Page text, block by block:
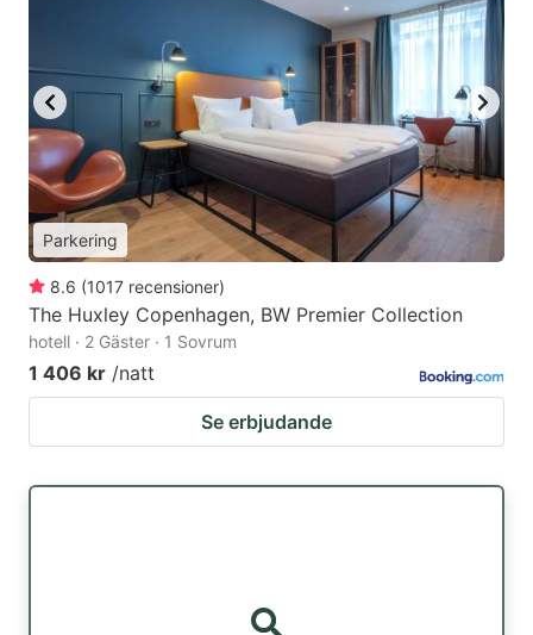
Parkering
8.6 (1017 recensioner)
The Huxley Copenhagen, BW Premier Collection
hotell · 2 Gäster · 1 Sovrum
1 406 kr /natt
Se erbjudande